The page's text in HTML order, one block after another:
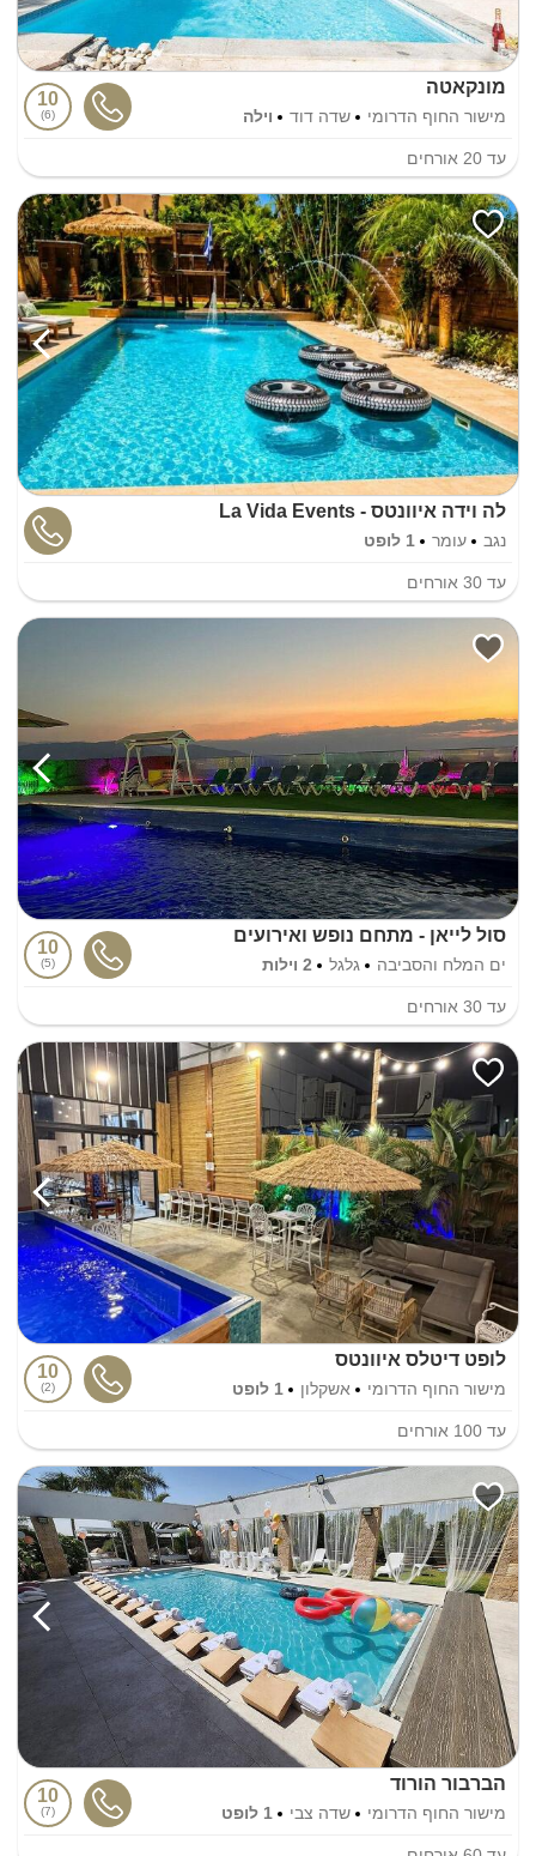
מונקאטה
מישור החוף הדרומי שדה דוד וילה
10
6
עד 20 אורחים
לה וידה איוונטס - La Vida Events
נגב עומר 1 לופט
עד 30 אורחים
סול לייאן - מתחם נופש ואירועים
ים המלח והסביבה גלגל 2 וילות
10
5
עד 30 אורחים
לופט דיטלס איוונטס
מישור החוף הדרומי אשקלון 1 לופט
10
2
עד 100 אורחים
הברבור הורוד
מישור החוף הדרומי שדה צבי 1 לופט
10
7